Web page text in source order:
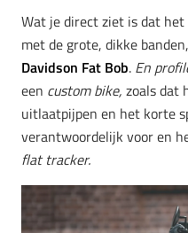
Wat je direct ziet is dat
met de grote, dikke
Davidson Fat Bob. En
een custom bike, zoals dat
uitlaatpijpen en het korte
verantwoordelijk voor en
flat tracker.